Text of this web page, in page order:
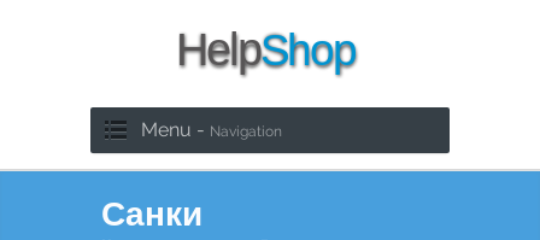
Menu - Navigation
Санки